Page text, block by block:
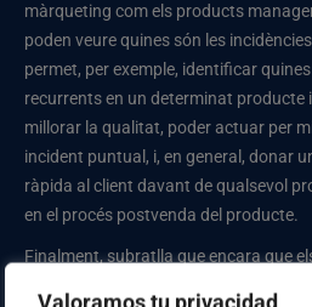
màrqueting com els products
poden veure quines són les
permet, per exemple, identificar
recurrents en un determinat producte
millorar la qualitat, poder actuar per
incident puntual, i, en general, donar
ràpida al client davant de qualsevol
en el procés postvenda del producte.
Finalment, subratlla que encara que